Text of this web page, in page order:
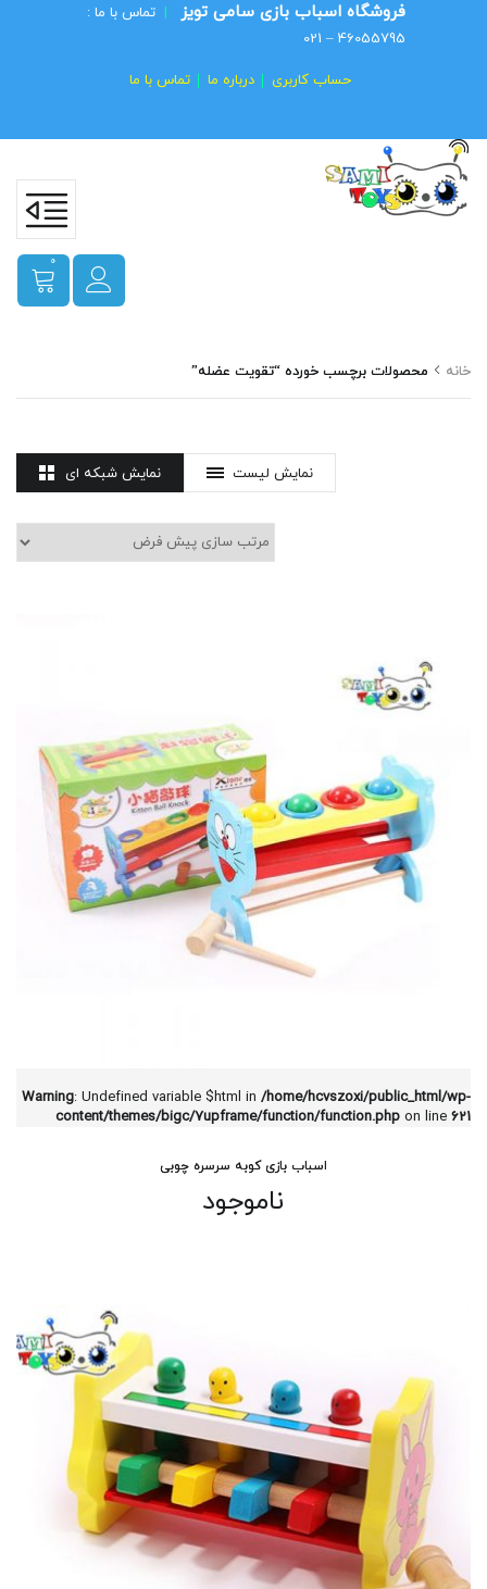
فروشگاه اسباب بازی سامی تویز | تماس با ما :
46055795 – 021
حساب کاربری درباره ما تماس با ما
0
خانه محصولات برچسب خورده “تقویت عضله”
نمایش شبکه ای نمایش لیست
Warning: Undefined variable $html in /home/hcvszoxi/public_html/wp-
content/themes/bigc/7upframe/function/function.php on line 621
اسباب بازی کوبه سرسره چوبی
ناموجود